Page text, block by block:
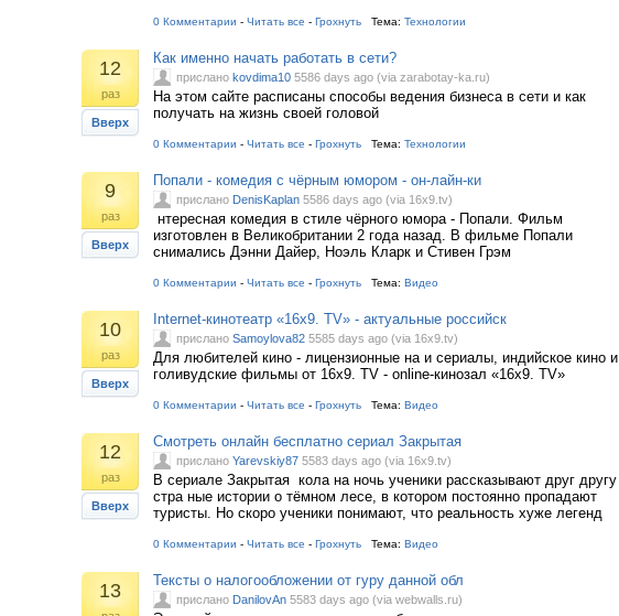
0 Комментарии - Читать все - Грохнуть Тема: Технологии
12
раз
Вверх
Как именно начать работать в сети?
прислано kovdima10 5586 days ago (via zarabotay-ka.ru)
На этом сайте расписаны способы ведения бизнеса в сети и как
получать на жизнь своей головой
0 Комментарии - Читать все - Грохнуть Тема: Технологии
9
раз
Вверх
Попали - комедия с чёрным юмором - он-лайн-ки
прислано DenisKaplan 5586 days ago (via 16x9.tv)
нтересная комедия в стиле чёрного юмора - Попали. Фильм
изготовлен в Великобритании 2 года назад. В фильме Попали
снимались Дэнни Дайер, Ноэль Кларк и Стивен Грэм
0 Комментарии - Читать все - Грохнуть Тема: Видео
10
раз
Вверх
Internet-кинотеатр «16x9. TV» - актуальные российск
прислано Samoylova82 5585 days ago (via 16x9.tv)
Для любителей кино - лицензионные на и сериалы, индийское кино и
голивудские фильмы от 16x9. TV - online-кинозал «16x9. TV»
0 Комментарии - Читать все - Грохнуть Тема: Видео
12
раз
Вверх
Смотреть онлайн бесплатно сериал Закрытая
прислано Yarevskiy87 5583 days ago (via 16x9.tv)
В сериале Закрытая кола на ночь ученики рассказывают друг другу
стра ные истории о тёмном лесе, в котором постоянно пропадают
туристы. Но скоро ученики понимают, что реальность хуже легенд
0 Комментарии - Читать все - Грохнуть Тема: Видео
13 Тексты о налогообложении от гуру данной обл
прислано DanilovAn 5583 days ago (via webwalls.ru)